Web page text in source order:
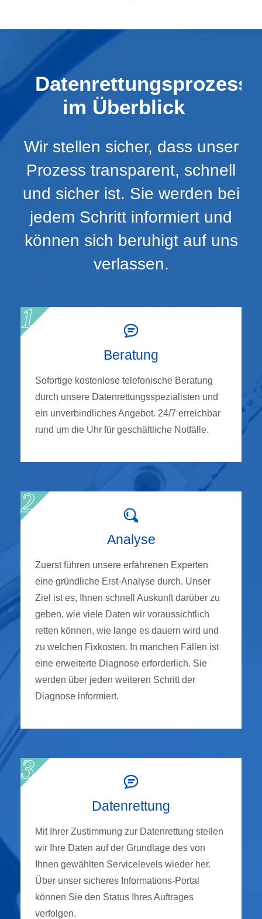
Datenrettungsprozess
im Überblick
Wir stellen sicher, dass unser
Prozess transparent, schnell
und sicher ist. Sie werden bei
jedem Schritt informiert und
können sich beruhigt auf uns
verlassen.
Beratung
Sofortige kostenlose telefonische Beratung
durch unsere Datenrettungsspezialisten und
ein unverbindliches Angebot. 24/7 erreichbar
rund um die Uhr für geschäftliche Notfälle.
Analyse
Zuerst führen unsere erfahrenen Experten
eine gründliche Erst-Analyse durch. Unser
Ziel ist es, Ihnen schnell Auskunft darüber zu
geben, wie viele Daten wir voraussichtlich
retten können, wie lange es dauern wird und
zu welchen Fixkosten. In manchen Fällen ist
eine erweiterte Diagnose erforderlich. Sie
werden über jeden weiteren Schritt der
Diagnose informiert.
Datenrettung
Mit Ihrer Zustimmung zur Datenrettung stellen
wir Ihre Daten auf der Grundlage des von
Ihnen gewählten Servicelevels wieder her.
Über unser sicheres Informations-Portal
können Sie den Status Ihres Auftrages
verfolgen.